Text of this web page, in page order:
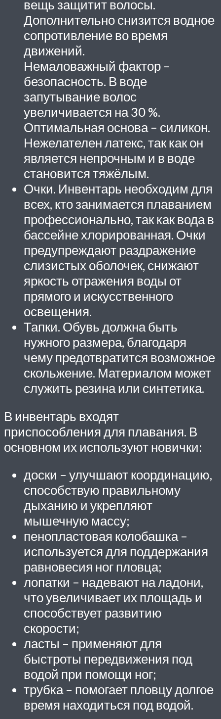
вещь защитит волосы.
Дополнительно снизится водное
сопротивление во время
движений.
Немаловажный фактор –
безопасность. В воде
запутывание волос
увеличивается на 30 %.
Оптимальная основа – силикон.
Нежелателен латекс, так как он
является непрочным и в воде
становится тяжёлым.
Очки. Инвентарь необходим для
всех, кто занимается плаванием
профессионально, так как вода в
бассейне хлорированная. Очки
предупреждают раздражение
слизистых оболочек, снижают
яркость отражения воды от
прямого и искусственного
освещения.
Тапки. Обувь должна быть
нужного размера, благодаря
чему предотвратится возможное
скольжение. Материалом может
служить резина или синтетика.
В инвентарь входят
приспособления для плавания. В
основном их используют новички:
доски – улучшают координацию,
способствую правильному
дыханию и укрепляют
мышечную массу;
пенопластовая колобашка –
используется для поддержания
равновесия ног пловца;
лопатки – надевают на ладони,
что увеличивает их площадь и
способствует развитию
скорости;
ласты – применяют для
быстроты передвижения под
водой при помощи ног;
трубка – помогает пловцу долгое
время находиться под водой.